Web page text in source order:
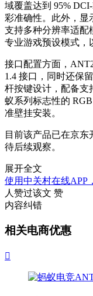
域覆盖达到 95%
彩准确性。此外，显
支持多种分辨率适配
专业游戏预设模式，
接口配置方面，
1.4 接口，同时还保
杆按键设计，配备支
蚁系列标志性的
准壁挂安装。
目前该产品已在京
待后续观察。
展开全文
使用中关村在线APP
人赞过该文 赞
内容纠错
相关电商优惠
